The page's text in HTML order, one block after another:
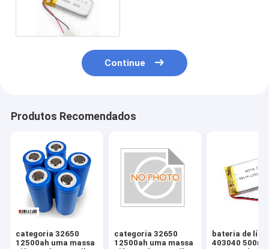
Continue
Produtos Recomendados
categoria 32650
12500ah uma massa
categoria 32650
12500ah uma massa
bateria de lítio
403040